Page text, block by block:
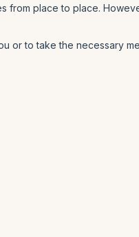
place to place.
or to take the necessary